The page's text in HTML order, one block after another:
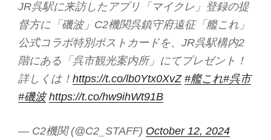
JR呉駅に来訪したアプリ「マイクレ」登録の提
督方に「磯波」C2機関呉鎮守府遠征「艦これ」
公式コラボ特別ポストカードを、JR呉駅構内2
階にある「呉市観光案内所」にてプレゼント！
詳しくは！ https://t.co/lb0Ytx0XvZ #艦これ#呉市
#磯波 https://t.co/hw9ihWt91B
— C2機関 (@C2_STAFF) October 12, 2024